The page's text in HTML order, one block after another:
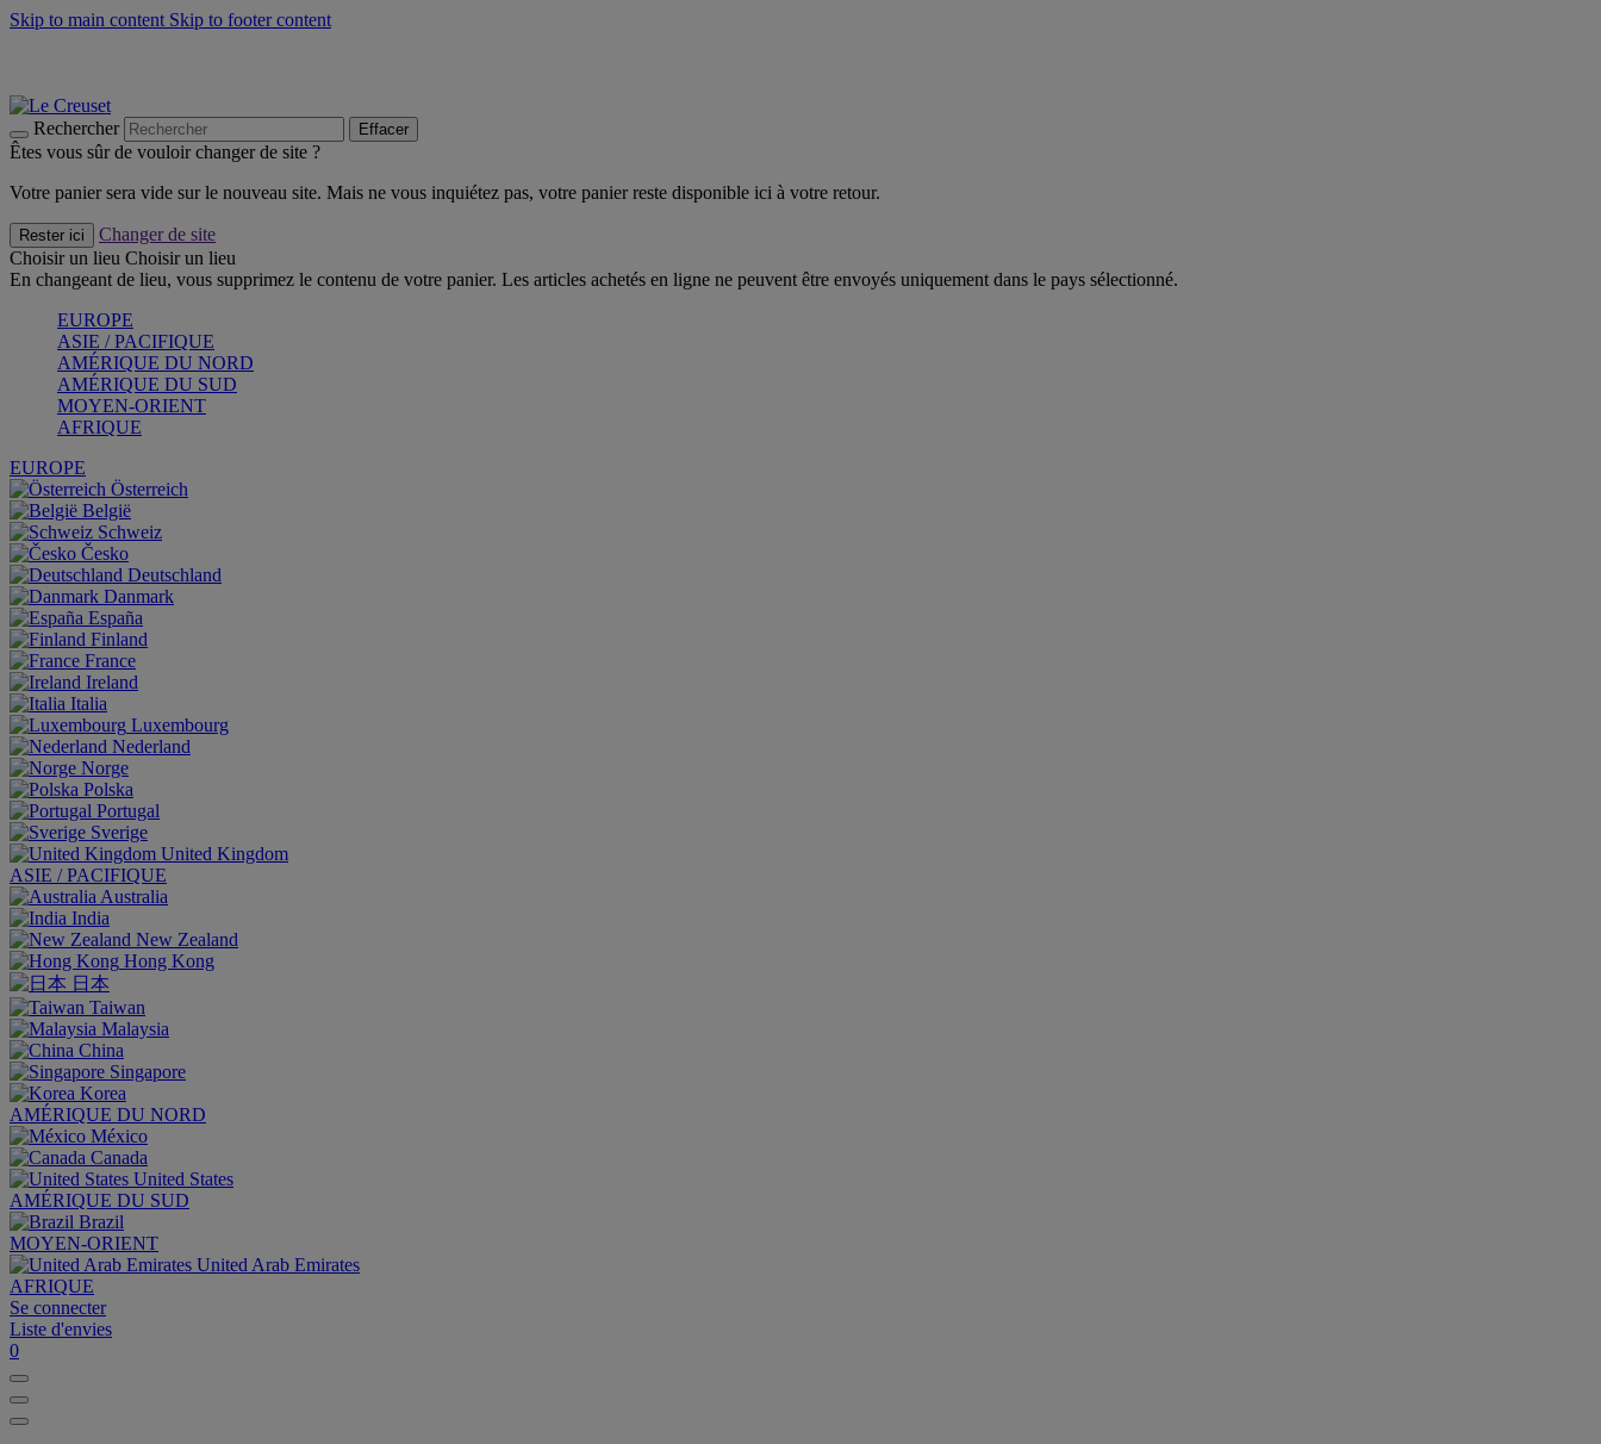
Skip to main content Skip to footer content
Rechercher Effacer
Êtes vous sûr de vouloir changer de site ?
Votre panier sera vide sur le nouveau site. Mais ne vous inquiétez pas, votre panier reste disponible ici à votre retour.
Rester ici
Changer de site
Choisir un lieu Choisir un lieu
En changeant de lieu, vous supprimez le contenu de votre panier. Les articles achetés en ligne ne peuvent être envoyés uniquement dans le pays sélectionné.
EUROPE
ASIE / PACIFIQUE
AMÉRIQUE DU NORD
AMÉRIQUE DU SUD
MOYEN-ORIENT
AFRIQUE
EUROPE
Österreich
België
Schweiz
Česko
Deutschland
Danmark
España
Finland
France
Ireland
Italia
Luxembourg
Nederland
Norge
Polska
Portugal
Sverige
United Kingdom
ASIE / PACIFIQUE
Australia
India
New Zealand
Hong Kong
日本
Taiwan
Malaysia
China
Singapore
Korea
AMÉRIQUE DU NORD
México
Canada
United States
AMÉRIQUE DU SUD
Brazil
MOYEN-ORIENT
United Arab Emirates
AFRIQUE
Se connecter
Liste d'envies
0